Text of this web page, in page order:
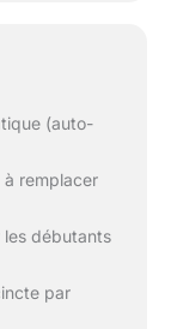
(auto-
remplacer
débutants
par